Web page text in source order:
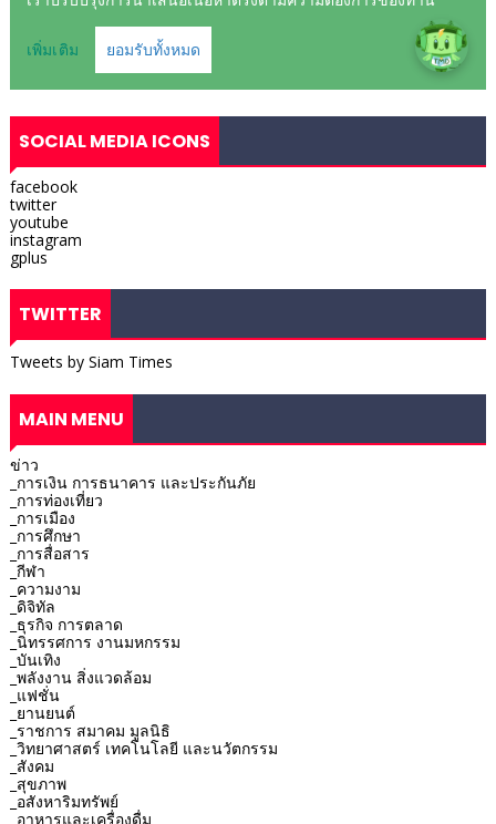
SOCIAL MEDIA ICONS
facebook
twitter
youtube
instagram
gplus
TWITTER
Tweets by Siam Times
MAIN MENU
ข่าว
_การเงิน การธนาคาร และประกันภัย
_การท่องเที่ยว
_การเมือง
_การศึกษา
_การสื่อสาร
_กีฬา
_ความงาม
_ดิจิทัล
_ธุรกิจ การตลาด
_นิทรรศการ งานมหกรรม
_บันเทิง
_พลังงาน สิ่งแวดล้อม
_แฟชั่น
_ยานยนต์
_ราชการ สมาคม มูลนิธิ
_วิทยาศาสตร์ เทคโนโลยี และนวัตกรรม
_สังคม
_สุขภาพ
_อสังหาริมทรัพย์
_อาหารและเครื่องดื่ม